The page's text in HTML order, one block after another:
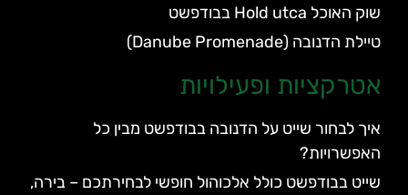
שוק האוכל Hold utca בבודפשט
טיילת הדנובה (Danube Promenade)
אטרקציות ופעילויות
איך לבחור שייט על הדנובה בבודפשט מבין כל
האפשרויות?
שייט בבודפשט כולל אלכוהול חופשי לבחירתכם – בירה,